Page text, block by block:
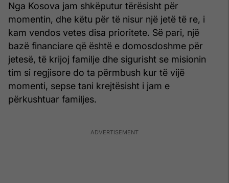
Nga Kosova jam shkëputur tërësisht për
momentin, dhe këtu për të nisur një jetë të re, i
kam vendos vetes disa prioritete. Së pari, një
bazë financiare që është e domosdoshme për
jetesë, të krijoj familje dhe sigurisht se misionin
tim si regjisore do ta përmbush kur të vijë
momenti, sepse tani krejtësisht i jam e
përkushtuar familjes.